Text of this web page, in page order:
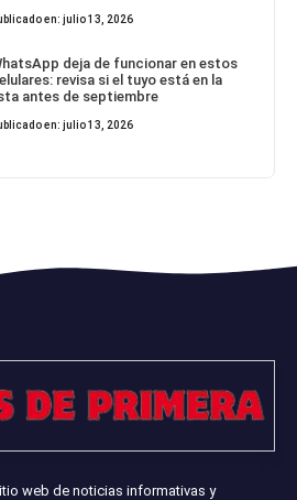
en: julio 13, 2026
deja de funcionar en estos
revisa si el tuyo está en la
antes de septiembre
en: julio 13, 2026
web de noticias informativas y